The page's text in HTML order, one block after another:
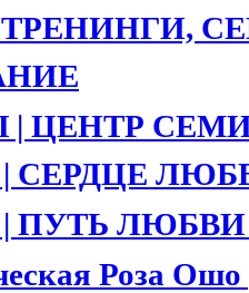
| ЦЕНТР
| СЕРДЦЕ
| ПУТЬ ЛЮБВИ
Роза